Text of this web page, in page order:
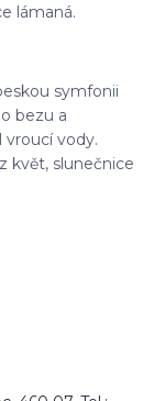
lámaná.
symfonii
bezu a
vroucí vody.
květ, slunečnice